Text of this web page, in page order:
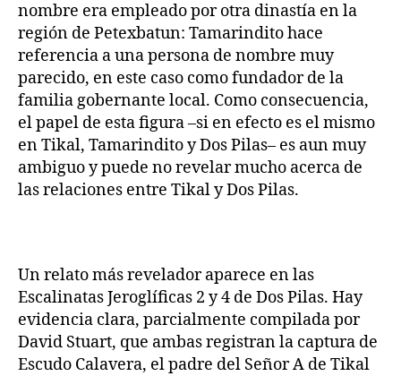
nombre era empleado por otra dinastía en la
región de Petexbatun: Tamarindito hace
referencia a una persona de nombre muy
parecido, en este caso como fundador de la
familia gobernante local. Como consecuencia,
el papel de esta figura –si en efecto es el mismo
en Tikal, Tamarindito y Dos Pilas– es aun muy
ambiguo y puede no revelar mucho acerca de
las relaciones entre Tikal y Dos Pilas.
Un relato más revelador aparece en las
Escalinatas Jeroglíficas 2 y 4 de Dos Pilas. Hay
evidencia clara, parcialmente compilada por
David Stuart, que ambas registran la captura de
Escudo Calavera, el padre del Señor A de Tikal